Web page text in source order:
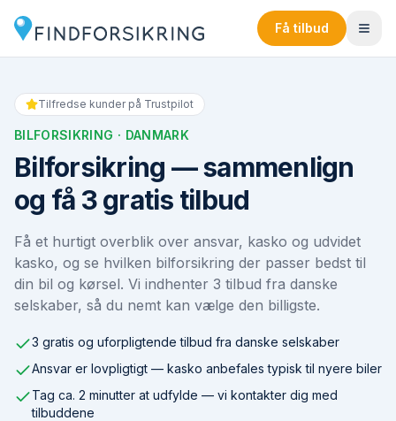
Få tilbud
Tilfredse kunder på Trustpilot
BILFORSIKRING · DANMARK
Bilforsikring — sammenlign
og få 3 gratis tilbud
Få et hurtigt overblik over ansvar, kasko og udvidet
kasko, og se hvilken bilforsikring der passer bedst til
din bil og kørsel. Vi indhenter 3 tilbud fra danske
selskaber, så du nemt kan vælge den billigste.
3 gratis og uforpligtende tilbud fra danske selskaber
Ansvar er lovpligtigt — kasko anbefales typisk til nyere biler
Tag ca. 2 minutter at udfylde — vi kontakter dig med
tilbuddene